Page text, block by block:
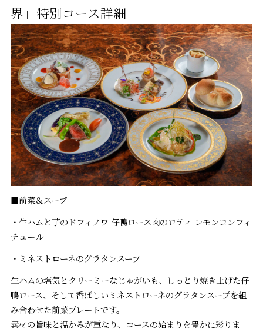
界」特別コース詳細
■前菜＆スープ
・生ハムと芋のドフィノワ 仔鴨ロース肉のロティ レモンコンフィ
チュール
・ミネストローネのグラタンスープ
生ハムの塩気とクリーミーなじゃがいも、しっとり焼き上げた仔
鴨ロース、そして香ばしいミネストローネのグラタンスープを組
み合わせた前菜プレートです。
素材の旨味と温かみが重なり、コースの始まりを豊かに彩りま